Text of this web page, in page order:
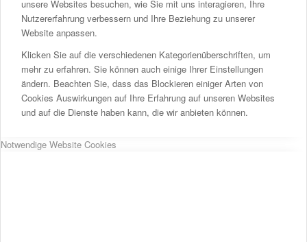
unsere Websites besuchen, wie Sie mit uns interagieren, Ihre
Nutzererfahrung verbessern und Ihre Beziehung zu unserer
Website anpassen.
Klicken Sie auf die verschiedenen Kategorienüberschriften, um
mehr zu erfahren. Sie können auch einige Ihrer Einstellungen
ändern. Beachten Sie, dass das Blockieren einiger Arten von
Cookies Auswirkungen auf Ihre Erfahrung auf unseren Websites
und auf die Dienste haben kann, die wir anbieten können.
Notwendige Website Cookies